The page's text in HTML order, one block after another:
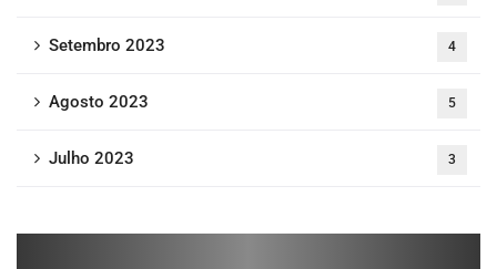
Setembro 2023 4
Agosto 2023 5
Julho 2023 3